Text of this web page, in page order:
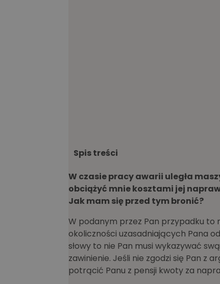
Spis treści
W czasie pracy awarii uległa
obciążyć mnie kosztami jej
Jak mam się przed tym bronić?
W podanym przez Pan przypadku
okoliczności uzasadniających Pana
słowy to nie Pan musi wykazywać
zawinienie. Jeśli nie zgodzi się Pan z
potrącić Panu z pensji kwoty za